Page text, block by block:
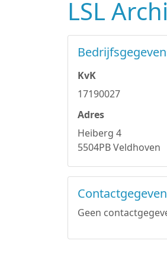
LSL
KvK
17190027
Adres
Heiberg 4
5504PB Veldhoven
Geen